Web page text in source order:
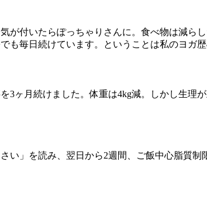
付いたらぽっちゃりさんに。食べ物は減ら
毎日続けています。ということは私のヨガ歴
ヶ月続けました。体重は4kg減。しかし生理
」を読み、翌日から2週間、ご飯中心脂質